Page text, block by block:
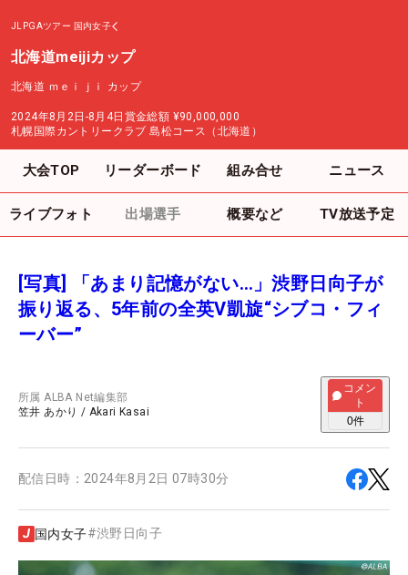
JLPGAツアー 国内女子
北海道meijiカップ
北海道 ｍｅｉｊｉ カップ
2024年8月2日-8月4日 賞金総額 ¥90,000,000
札幌国際カントリークラブ 島松コース（北海道）
大会TOP リーダーボード 組み合せ ニュース
ライブフォト 出場選手 概要など TV放送予定
[写真] 「あまり記憶がない…」渋野日向子が
振り返る、5年前の全英V凱旋“シブコ・フィ
ーバー”
所属ALBA Net編集部
笠井 あかり / Akari Kasai
コメン
ト
0件
配信日時： 2024年8月2日 07時30分
国内女子#渋野日向子